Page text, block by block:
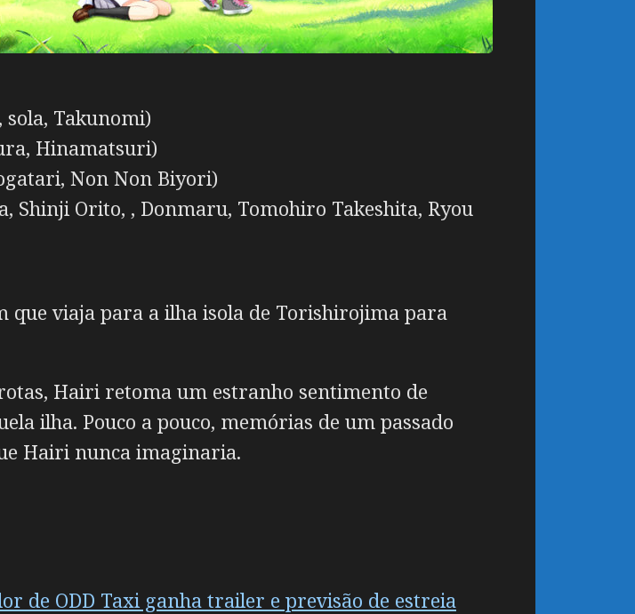
Takunomi)
Hinamatsuri)
Non Non Biyori)
Shinji Orito, , Donmaru, Tomohiro Takeshita, Ryou
viaja para a ilha isola de Torishirojima para
Hairi retoma um estranho sentimento de
ilha. Pouco a pouco, memórias de um passado
Hairi nunca imaginaria.
de ODD Taxi ganha trailer e previsão de estreia